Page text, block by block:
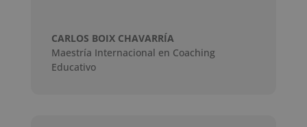
CARLOS BOIX CHAVARRÍA
Maestría Internacional en Coaching
Educativo